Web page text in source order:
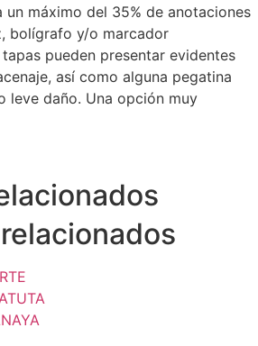
un máximo del 35% de anotaciones
bolígrafo y/o marcador
pueden presentar evidentes
así como alguna pegatina
leve daño. Una opción muy